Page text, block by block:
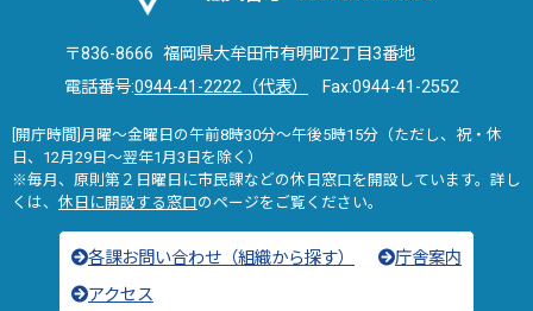
〒836-8666 福岡県大牟田市有明町2丁目3番地
電話番号:0944-41-2222（代表） Fax:0944-41-2552
[開庁時間]月曜～金曜日の午前8時30分～午後5時15分（ただし、祝・休
日、12月29日～翌年1月3日を除く）
※毎月、原則第２日曜日に市民課などの休日窓口を開設しています。詳し
くは、 休日に開設する窓口のページをご覧ください。
各課お問い合わせ（組織から探す）
庁舎案内
アクセス